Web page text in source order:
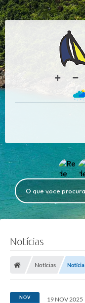
O que voce procura?
Notícias
Notícias Notícia
NOV 19 NOV 2025